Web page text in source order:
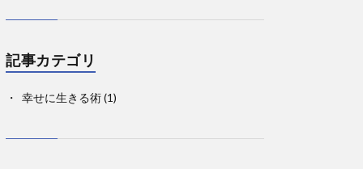
記事カテゴリ
幸せに生きる術(1)